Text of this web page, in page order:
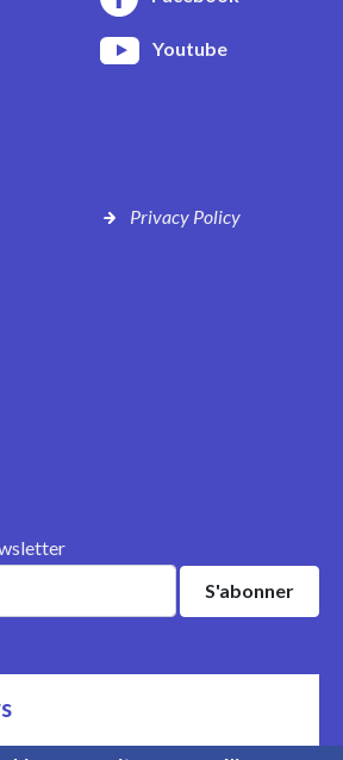
Youtube
Privacy Policy